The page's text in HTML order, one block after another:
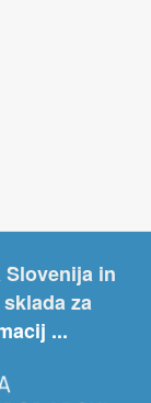
in
za
...